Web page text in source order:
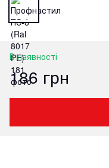
В наявності
186 грн